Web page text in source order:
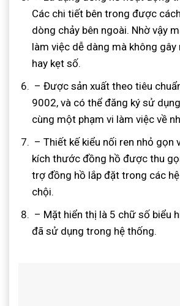
Các chi tiết bên trong được
dòng chảy bên ngoài. Nhờ vậy
làm việc dễ dàng mà không gây
hay kẹt số.
– Được sản xuất theo tiêu
9002, và có thể đăng ký sử
cùng một phạm vi làm việc về
– Thiết kế kiểu nối ren nhỏ gọn
kích thước đồng hồ được thu
trợ đồng hồ lắp đặt trong các
chội.
– Mặt hiển thị là 5 chữ số biểu
đã sử dụng trong hệ thống.